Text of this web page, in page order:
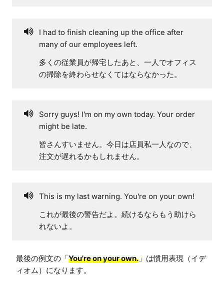
I had to finish cleaning up the office after
many of our employees left.
多くの従業員が帰宅したあと、一人でオフィス
の掃除を終わらせなくてはならなかった。
Sorry guys! I'm on my own today. Your order
might be late.
皆さんすいません。今日は店員私一人なので、
注文が遅れるかもしれません。
This is my last warning. You're on your own!
これが最後の警告だよ。続けるならもう助けら
れないよ。
最後の例文の「You're on your own. 」は慣用表現（イデ
ィオム）になります。